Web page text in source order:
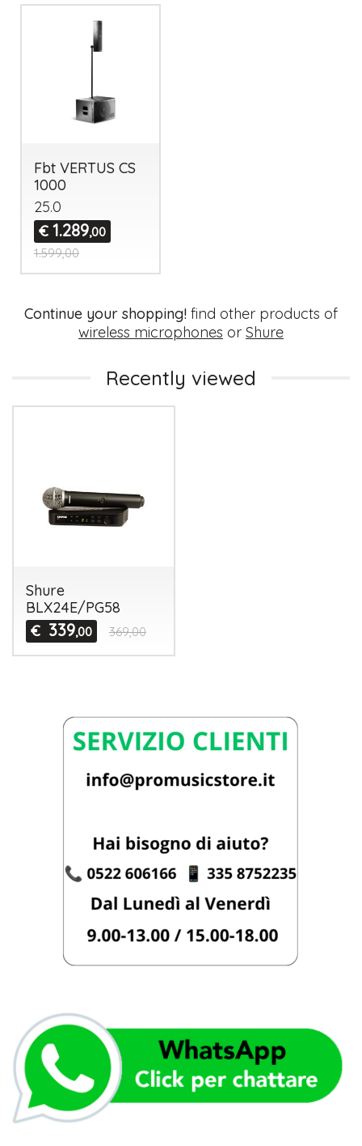
Fbt VERTUS CS
1000
25.0
€ 1.289,00
1.599,00
Continue your shopping! find other products of
wireless microphones or Shure
Recently viewed
Shure
BLX24E/PG58
€ 339,00 369,00